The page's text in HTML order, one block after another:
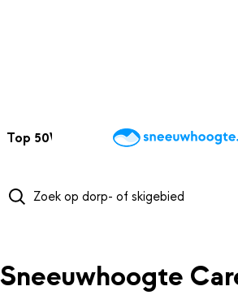
Top 50Webcams Wintersportweer
Sneeuwhoogte